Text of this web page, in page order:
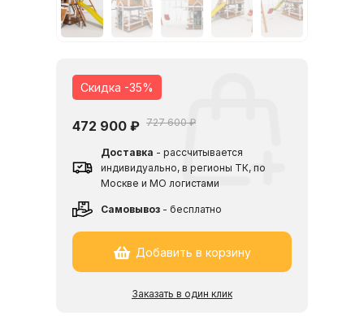
Скидка -35%
472 900 ₽ 727 600 ₽
Доставка - рассчитывается
индивидуально, в регионы ТК, по
Москве и МО логистами
Cамовывоз - бесплатно
Добавить в корзину
Заказать в один клик